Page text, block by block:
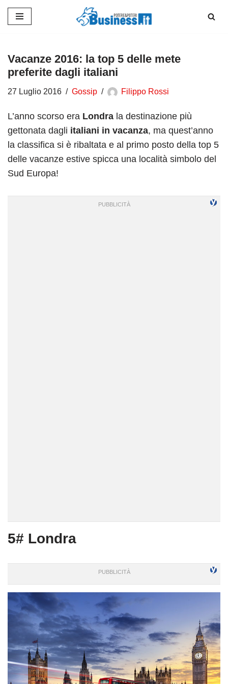
contenuto
Vacanze 2016: la top 5 delle mete
preferite dagli italiani
27 Luglio 2016 Gossip Filippo Rossi
L’anno scorso era Londra la destinazione più
gettonata dagli italiani in vacanza, ma quest’anno
la classifica si è ribaltata e al primo posto della top 5
delle vacanze estive spicca una località simbolo del
Sud Europa!
5# Londra